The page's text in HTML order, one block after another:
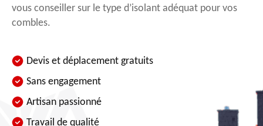
vous conseiller sur le type d’isolant adéquat pour vos
combles.
Devis et déplacement gratuits
Sans engagement
Artisan passionné
Travail de qualité